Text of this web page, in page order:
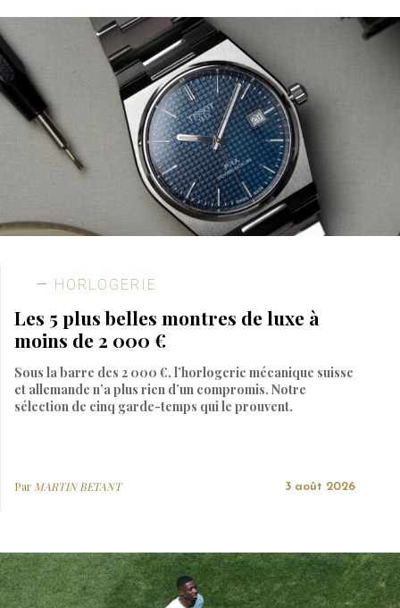
HORLOGERIE
Les 5 plus belles montres de luxe à
moins de 2 000 €
Sous la barre des 2 000 €, l’horlogerie mécanique suisse
et allemande n’a plus rien d’un compromis. Notre
sélection de cinq garde-temps qui le prouvent.
Par MARTIN BETANT 3 août 2026